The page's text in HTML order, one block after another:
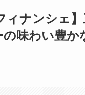
ィナンシェ】
味わい豊か